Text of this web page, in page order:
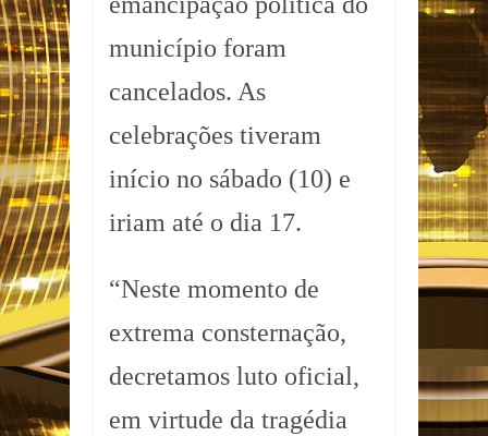
município foram
cancelados. As
celebrações tiveram
início no sábado (10) e
iriam até o dia 17.
“Neste momento de
extrema consternação,
decretamos luto oficial,
em virtude da tragédia